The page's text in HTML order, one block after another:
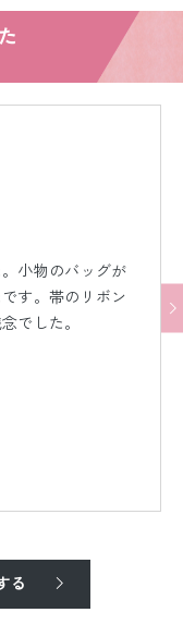
小物のバッグが
す。帯のリボン
でした。
る